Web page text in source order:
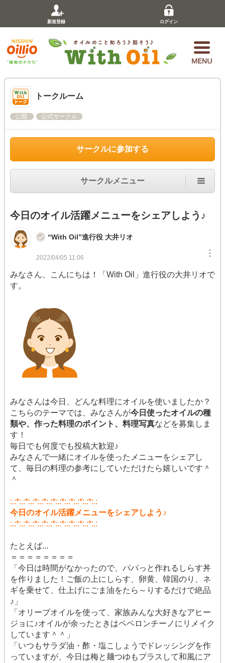
新規登録 ログイン
トークルーム
公開 公式サークル
サークルに参加する
サークルメニュー
今日のオイル活躍メニューをシェアしよう♪
“With Oil”進行役 大井リオ
2022/04/05 11:06 ︙
みなさん、こんにちは！「With Oil」進行役の大井リオで
す。
みなさんは今日、どんな料理にオイルを使いましたか？
こちらのテーマでは、みなさんが今日使ったオイルの種
類や、作った料理のポイント、料理写真などを募集しま
す！
毎日でも何度でも投稿大歓迎♪
みなさんで一緒にオイルを使ったメニューをシェアし
て、毎日の料理の参考にしていただけたら嬉しいです＾
＾
:.:*:.:*:.:*:.:*:.:*:.:*:.:*:.:*:.:*:.:
今日のオイル活躍メニューをシェアしよう♪
:.:*:.:*:.:*:.:*:.:*:.:*:.:*:.:*:.:*:.:
たとえば...
＝＝＝＝＝＝＝＝
「今日は時間がなかったので、パパっと作れるしらす丼
を作りました！ご飯の上にしらす、卵黄、韓国のり、ネ
ギを乗せて、仕上げにごま油をたら～りするだけで絶品
♪」
「オリーブオイルを使って、家族みんな大好きなアヒー
ジョに♪オイルが余ったときはペペロンチーノにリメイク
しています＾＾」
「いつもサラダ油・酢・塩こしょうでドレッシングを作
っていますが、今日は梅と麺つゆもプラスして和風にア